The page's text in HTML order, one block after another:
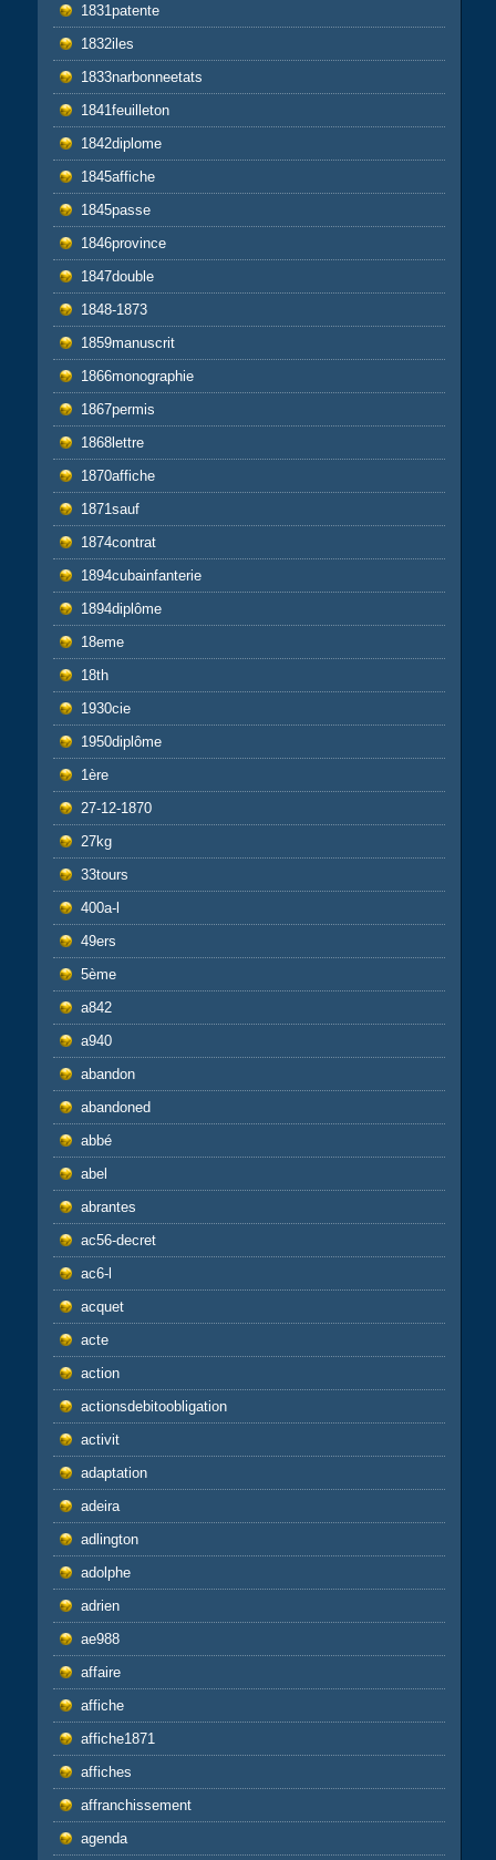
1831patente
1832iles
1833narbonneetats
1841feuilleton
1842diplome
1845affiche
1845passe
1846province
1847double
1848-1873
1859manuscrit
1866monographie
1867permis
1868lettre
1870affiche
1871sauf
1874contrat
1894cubainfanterie
1894diplôme
18eme
18th
1930cie
1950diplôme
1ère
27-12-1870
27kg
33tours
400a-l
49ers
5ème
a842
a940
abandon
abandoned
abbé
abel
abrantes
ac56-decret
ac6-l
acquet
acte
action
actionsdebitoobligation
activit
adaptation
adeira
adlington
adolphe
adrien
ae988
affaire
affiche
affiche1871
affiches
affranchissement
agenda